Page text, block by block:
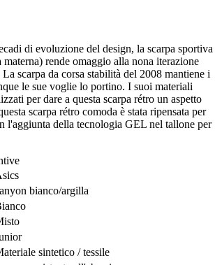
di evoluzione del design, la scarpa sportiva
rende omaggio alla nona iterazione
scarpa da corsa stabilità del 2008 mantiene i
le sue voglie lo portino. I suoi materiali
per dare a questa scarpa rétro un aspetto
scarpa rétro comoda è stata ripensata per
l'aggiunta della tecnologia GEL nel tallone per
bianco/argilla
sintetico / tessile